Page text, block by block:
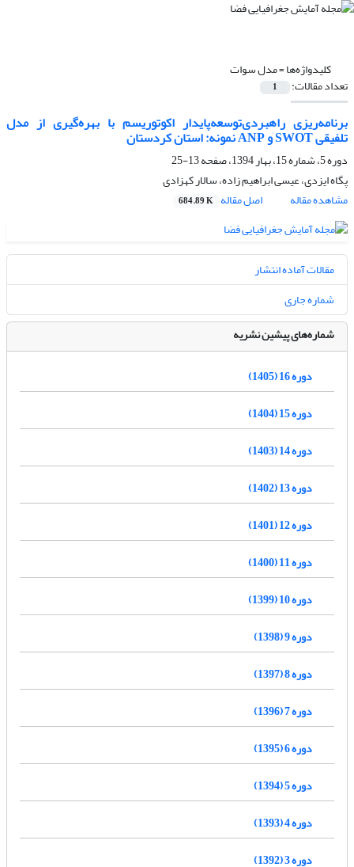
کلیدواژه‌ها =مدل سوات
تعداد مقالات: 1
برنامه‌ریزی راهبردی‌توسعه‌پایدار ‌اکوتوریسم با بهره‌گیری از مدل
تلفیقی SWOT و ANP نمونه: استان کردستان
دوره 5، شماره 15، بهار 1394، صفحه
13-25
پگاه ایزدی، عیسی ابراهیم زاده، سالار کهزادی
مشاهده مقاله
اصل مقاله 684.89 K
مقالات آماده انتشار
شماره جاری
شماره‌های پیشین نشریه
دوره 16 (1405)
دوره 15 (1404)
دوره 14 (1403)
دوره 13 (1402)
دوره 12 (1401)
دوره 11 (1400)
دوره 10 (1399)
دوره 9 (1398)
دوره 8 (1397)
دوره 7 (1396)
دوره 6 (1395)
دوره 5 (1394)
دوره 4 (1393)
دوره 3 (1392)